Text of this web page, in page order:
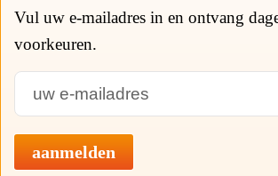
Vul uw e-mailadres in en ontvang
voorkeuren.
aanmelden